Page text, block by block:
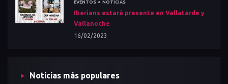
EVENTOS • NOTICIAS
Iberians estará presente en Vallatarde y
Vallanoche
16/02/2023
Noticias más populares